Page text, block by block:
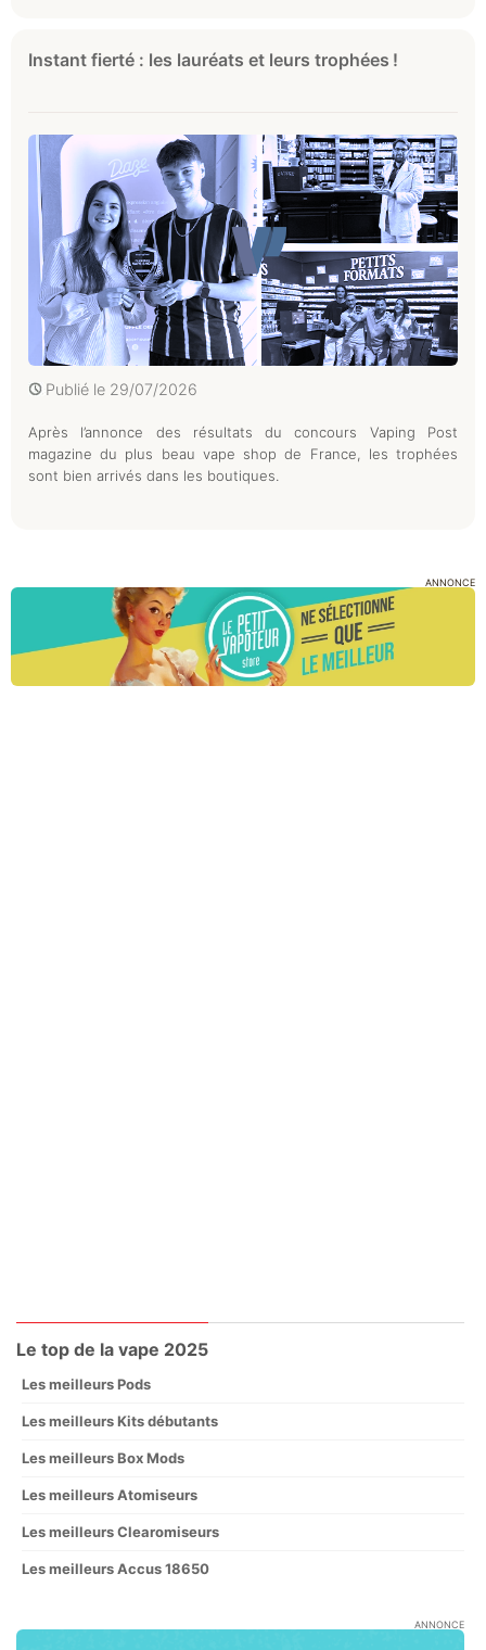
Instant fierté : les lauréats et leurs trophées !
Publié le 29/07/2026
Après l’annonce des résultats du concours Vaping Post
magazine du plus beau vape shop de France, les trophées
sont bien arrivés dans les boutiques.
ANNONCE
Le top de la vape 2025
Les meilleurs Pods
Les meilleurs Kits débutants
Les meilleurs Box Mods
Les meilleurs Atomiseurs
Les meilleurs Clearomiseurs
Les meilleurs Accus 18650
ANNONCE